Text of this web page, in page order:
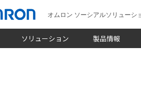
オムロン ソーシアルソリューシ
ソリューション 製品情報